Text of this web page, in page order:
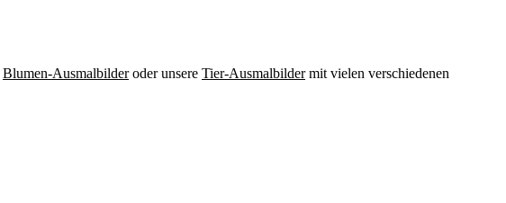
Blumen-Ausmalbilderoder unsere Tier-Ausmalbildermit vielen verschiedenen